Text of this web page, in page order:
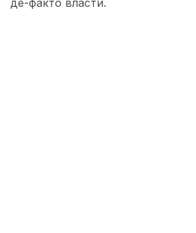
де-факто власти.